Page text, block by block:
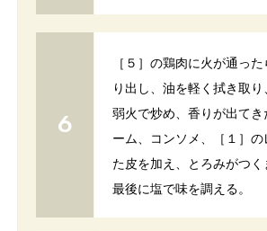
［５］の鶏肉に火が通っ
り出し、油を軽く拭き取
弱火で炒め、香りが出てき
ーム、コンソメ、［１］の
た皮を加え、とろみがつく
最後に塩で味を調える。